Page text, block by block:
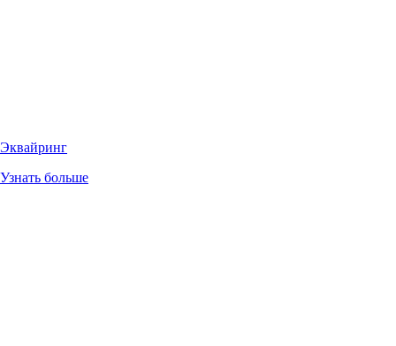
Эквайринг
Узнать больше